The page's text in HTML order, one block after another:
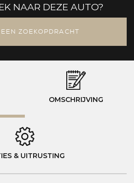
NAAR DEZE AUTO?
ZOEKOPDRACHT
OMSCHRIJVING
& UITRUSTING